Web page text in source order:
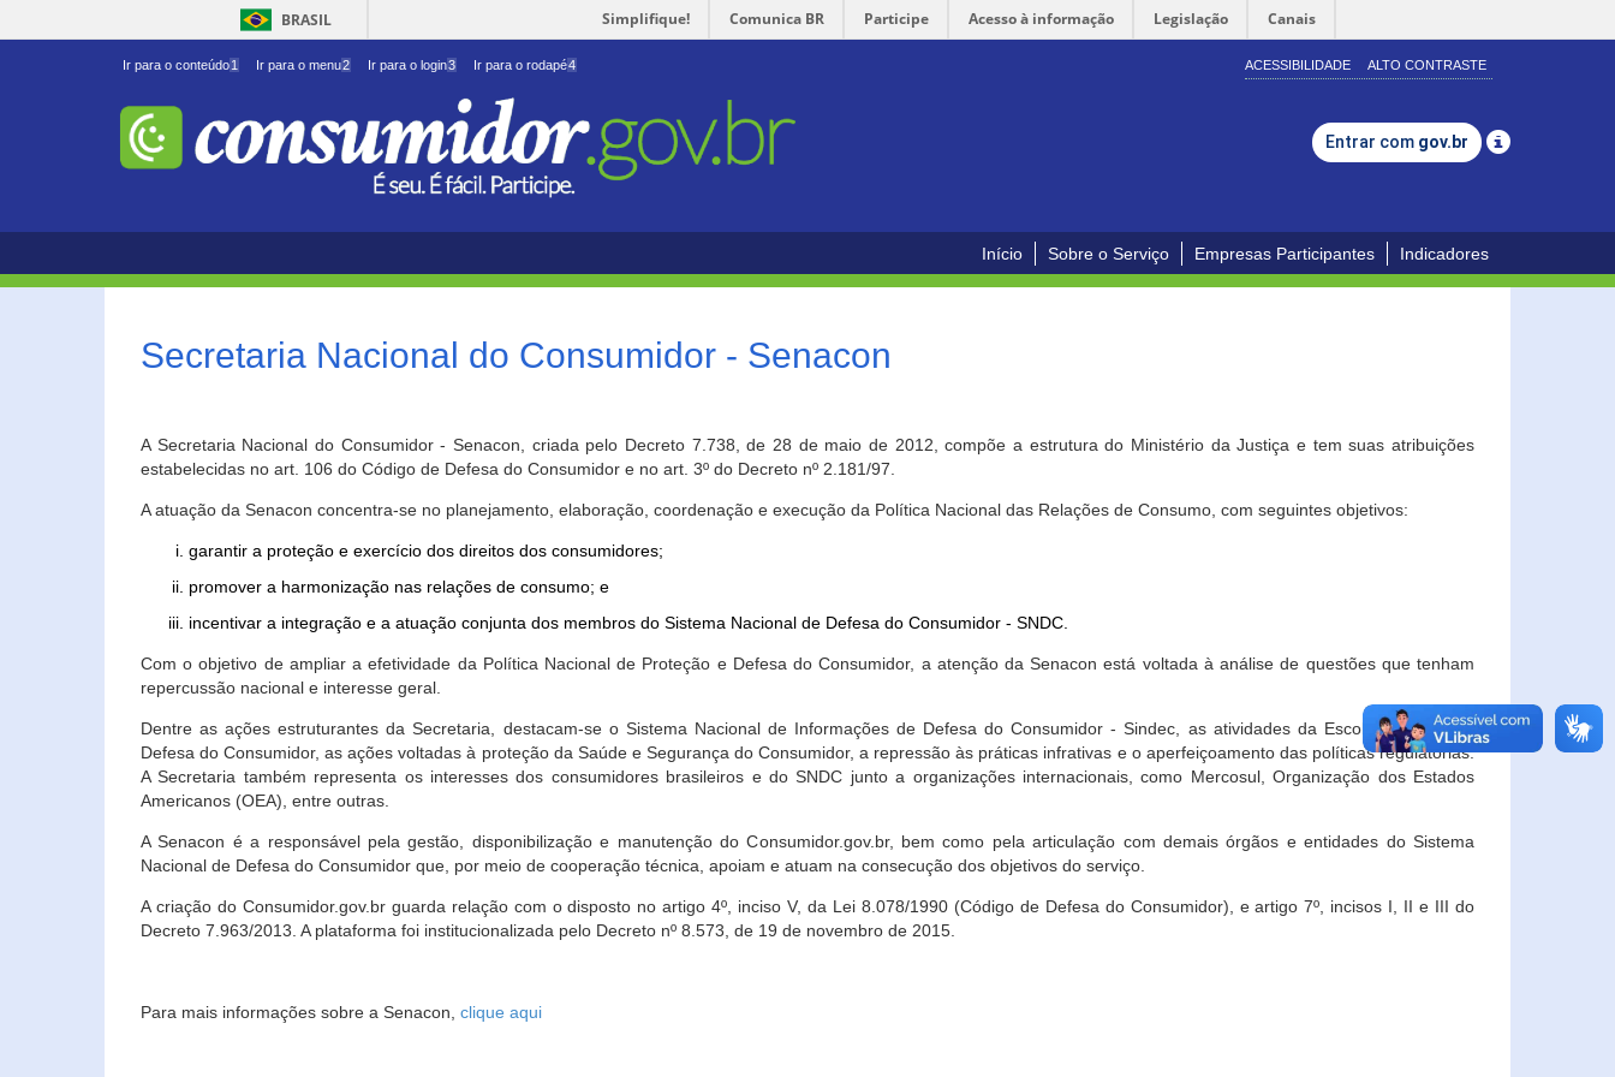
BRASIL Simplifique! Comunica BR Participe Acesso à informação Legislação Canais
Ir para o conteúdo1 Ir para o menu2 Ir para o login3 Ir para o rodapé4 ACESSIBILIDADE ALTO CONTRASTE
Entrar com gov.br
Início Sobre o Serviço Empresas Participantes Indicadores
Secretaria Nacional do Consumidor - Senacon
A Secretaria Nacional do Consumidor - Senacon, criada pelo Decreto 7.738, de 28 de maio de 2012, compõe a estrutura do Ministério da Justiça e tem suas atribuições
estabelecidas no art. 106 do Código de Defesa do Consumidor e no art. 3º do Decreto nº 2.181/97.
A atuação da Senacon concentra-se no planejamento, elaboração, coordenação e execução da Política Nacional das Relações de Consumo, com seguintes objetivos:
garantir a proteção e exercício dos direitos dos consumidores;
promover a harmonização nas relações de consumo; e
incentivar a integração e a atuação conjunta dos membros do Sistema Nacional de Defesa do Consumidor - SNDC.
Com o objetivo de ampliar a efetividade da Política Nacional de Proteção e Defesa do Consumidor, a atenção da Senacon está voltada à análise de questões que tenham
repercussão nacional e interesse geral.
Dentre as ações estruturantes da Secretaria, destacam-se o Sistema Nacional de Informações de Defesa do Consumidor - Sindec, as atividades da Escola Nacional de
Defesa do Consumidor, as ações voltadas à proteção da Saúde e Segurança do Consumidor, a repressão às práticas infrativas e o aperfeiçoamento das políticas regulatórias.
A Secretaria também representa os interesses dos consumidores brasileiros e do SNDC junto a organizações internacionais, como Mercosul, Organização dos Estados
Americanos (OEA), entre outras.
A Senacon é a responsável pela gestão, disponibilização e manutenção do Consumidor.gov.br, bem como pela articulação com demais órgãos e entidades do Sistema
Nacional de Defesa do Consumidor que, por meio de cooperação técnica, apoiam e atuam na consecução dos objetivos do serviço.
A criação do Consumidor.gov.br guarda relação com o disposto no artigo 4º, inciso V, da Lei 8.078/1990 (Código de Defesa do Consumidor), e artigo 7º, incisos I, II e III do
Decreto 7.963/2013. A plataforma foi institucionalizada pelo Decreto nº 8.573, de 19 de novembro de 2015.
Para mais informações sobre a Senacon, clique aqui